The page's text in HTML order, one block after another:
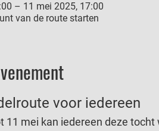
– 11 mei 2025, 17:00
van de route starten
voor iedereen
11 mei kan iedereen deze